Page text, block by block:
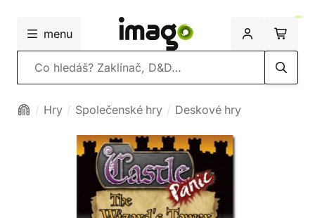
menu
Vyhledávání
Hry Společenské hry Deskové hry